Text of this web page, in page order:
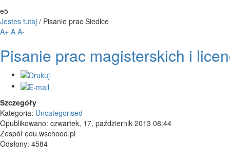
e5
Jestes tutaj / Pisanie prac Siedlce
A+ A A-
Pisanie prac magisterskich i
Szczegóły
Kategoria: Uncategorised
Opublikowano: czwartek, 17, październik 2013 08:44
Zespół edu.wschood.pl
Odsłony: 4584